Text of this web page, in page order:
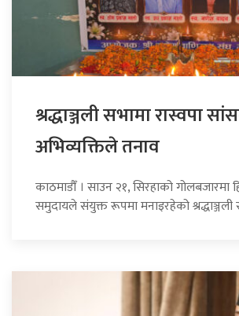
श्रद्धाञ्जली सभामा रास्वपा
अभिव्यक्तिले तनाव
काठमाडौँ । साउन २१, सिरहाको गोलबजारमा
समुदायले संयुक्त रूपमा मनाइरहेको श्रद्धाञ्जली